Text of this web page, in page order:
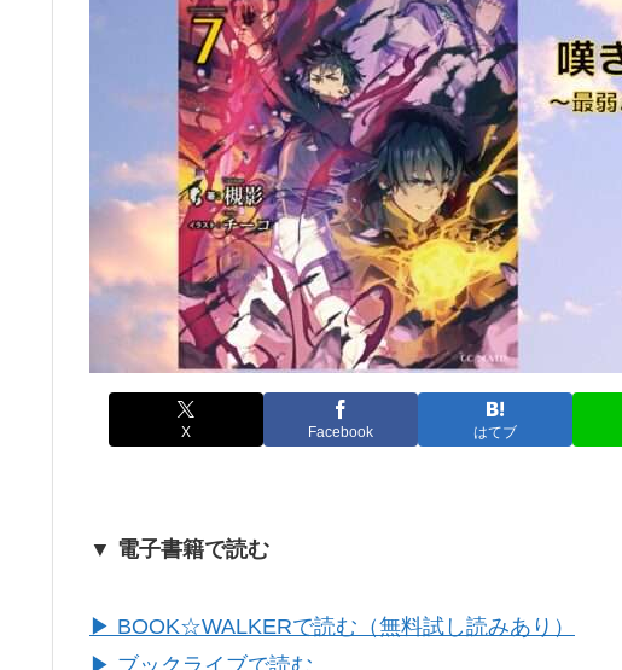
X Facebook はてブ
▼ 電子書籍で読む
▶ BOOK☆WALKERで読む（無料試し読みあり）